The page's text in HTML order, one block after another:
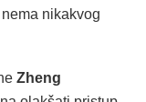
nikakvog
Zheng